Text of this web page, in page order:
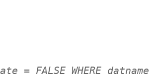
= FALSE WHERE